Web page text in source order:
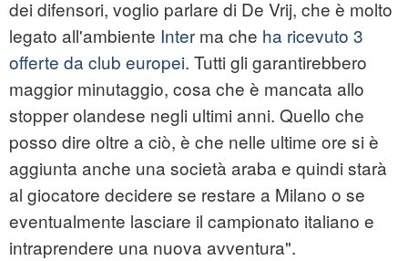
dei difensori, voglio parlare di De Vrij, che è molto
legato all'ambiente Inter ma che ha ricevuto 3
offerte da club europei. Tutti gli garantirebbero
maggior minutaggio, cosa che è mancata allo
stopper olandese negli ultimi anni. Quello che
posso dire oltre a ciò, è che nelle ultime ore si è
aggiunta anche una società araba e quindi starà
al giocatore decidere se restare a Milano o se
eventualmente lasciare il campionato italiano e
intraprendere una nuova avventura".